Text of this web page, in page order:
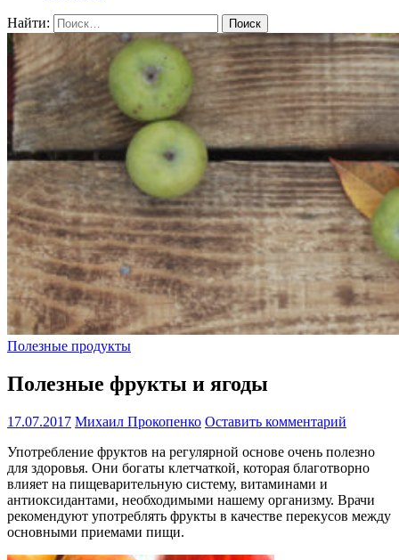
Найти:
Полезные продукты
Полезные фрукты и ягоды
17.07.2017 Михаил Прокопенко Оставить комментарий
Употребление фруктов на регулярной основе очень полезно
для здоровья. Они богаты клетчаткой, которая благотворно
влияет на пищеварительную систему, витаминами и
антиоксидантами, необходимыми нашему организму. Врачи
рекомендуют употреблять фрукты в качестве перекусов между
основными приемами пищи.